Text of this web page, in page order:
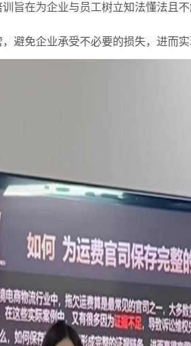
旨在为企业与员工树立知法懂法且
避免企业承受不必要的损失，进而